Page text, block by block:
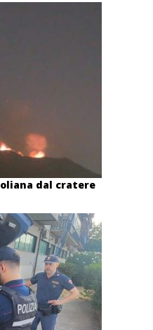
dal cratere